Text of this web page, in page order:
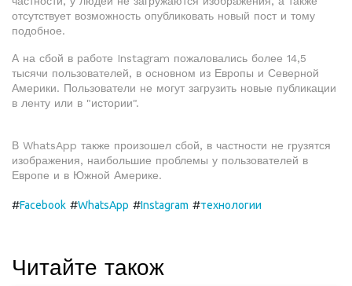
отсутствует возможность опубликовать новый пост и тому
подобное.
А на сбой в работе Instagram пожаловались более 14,5
тысячи пользователей, в основном из Европы и Северной
Америки. Пользователи не могут загрузить новые публикации
в ленту или в "истории".
В WhatsApp также произошел сбой, в частности не грузятся
изображения, наибольшие проблемы у пользователей в
Европе и в Южной Америке.
#Facebook #WhatsApp #Instagram #технологии
Читайте також